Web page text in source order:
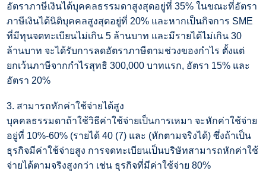
อัตราภาษีเงินได้บุคคลธรรมดาสูงสุดอยู่ที่35%ในขณะที่อัตรา
ภาษีเงินได้นิติบุคคลสูงสุดอยู่ที่ 20% และหากเป็นกิจการ SME
ที่มีทุนจดทะเบียนไม่เกิน5 ล้านบาท และมีรายได้ไม่เกิน30
ล้านบาท จะได้รับการลดอัตราภาษีตามช่วงของกำไร ตั้งแต่
ยกเว้นภาษีจากกำไรสุทธิ300,000บาทแรก, อัตรา 15% และ
อัตรา 20%
3. สามารถหักค่าใช้จ่ายได้สูง
บุคคลธรรมดาถ้าใช้วิธีค่าใช้จ่ายเป็นการเหมา จะหักค่าใช้จ่าย
อยู่ที่ 10%-60% (รายได้40 (7) และ (หักตามจริงได้) ซึ่งถ้าเป็น
ธุรกิจมีค่าใช้จ่ายสูง การจดทะเบียนเป็นบริษัทสามารถหักค่าใช้
จ่ายได้ตามจริงสูงกว่า เช่น ธุรกิจที่มีค่าใช้จ่าย80%